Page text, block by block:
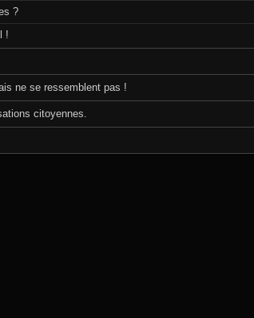
?
!
ne se ressemblent pas !
citoyennes.